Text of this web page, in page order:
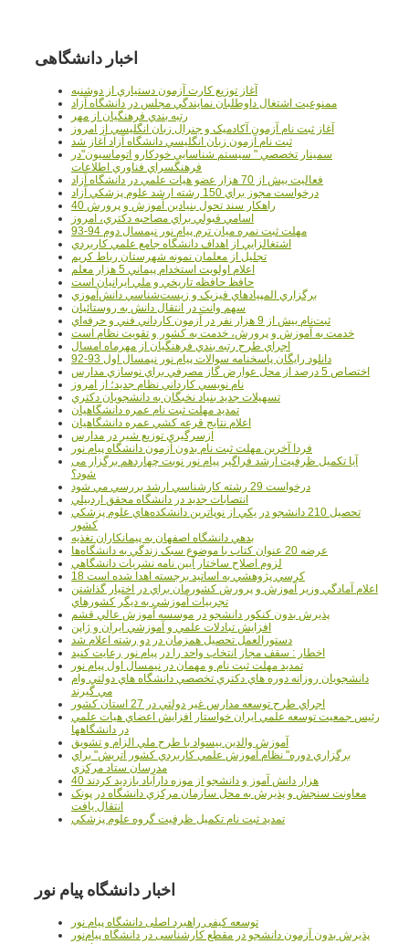
اخبار دانشگاهی
آغاز توزيع کارت آزمون دستياري از دوشنبه
ممنوعيت اشتغال داوطلبان نمايندگي مجلس در دانشگاه آزاد
رتبه بندي فرهنگيان از مهر
آغاز ثبت نام آزمون آکادميک و جنرال زبان انگليسي از امروز
ثبت نام آزمون زبان انگليسي دانشگاه آزاد آغاز شد
سمينار تخصصي " سيستم شناسايي خودکارو اتوماسيون"در
فرهنگسراي فناوري اطلاعات
فعاليت بيش از 70 هزار عضو هيات علمي در دانشگاه آزاد
درخواست مجوز براي 150 رشته ارشد علوم پزشکي آزاد
40 راهکار سند تحول بنيادين آموزش و پرورش
اسامي قبولي براي مصاحبه دکتري، امروز
مهلت ثبت نمره میان ترم پیام نور نیمسال دوم 94-93
اشتغالزايي از اهداف دانشگاه جامع علمي کاربردي
تجليل از معلمان نمونه شهرستان رباط کريم
اعلام اولويت استخدام پيماني 5 هزار معلم
حافظ حافظه تاريخي و ملي ايرانيان است
برگزاري المپيادهاي فيزيک و زيست‌شناسي دانش‌آموزي
سهم وانت در انتقال دانش به روستائيان
ثبت‌نام بيش از 9 هزار نفر در آزمون کارداني فني و حرفه‌اي
خدمت به آموزش و پرورش، خدمت به کشور و تقويت نظام است
اجراي طرح رتبه بندي فرهنگيان از مهرماه امسال
دانلود رایگان پاسخنامه سوالات پیام نور نیمسال اول 93-92
اختصاص 5 درصد از محل عوارض گاز مصرفي براي نوسازي مدارس
نام نويسي کارداني نظام جديد؛ از امروز
تسهيلات جديد بنياد نخبگان به دانشجويان دکتري
تمديد مهلت ثبت نام عمره دانشگاهيان
اعلام نتايج قرعه کشي عمره دانشگاهيان
ازسرگيري توزيع شير در مدارس
فردا آخرین مهلت ثبت نام بدون آزمون دانشگاه پیام نور
آیا تکمیل ظرفیت ارشد فراگیر پیام نور نوبت چهاردهم برگزار می
شود؟
درخواست 29 رشته کارشناسي ارشد بررسي مي شود
انتصابات جديد در دانشگاه محقق اردبيلي
تحصيل 210 دانشجو در يکي از نوپاترين دانشکده‌هاي علوم پزشکي
کشور
بدهي دانشگاه اصفهان به پيمانکاران تغذيه
عرضه 20 عنوان کتاب با موضوع سبک زندگي به دانشگاه‌ها
لزوم اصلاح ساختار آيين نامه نشريات دانشگاهي
18 کرسي پژوهشي به اساتيد برجسته اهدا شده است
اعلام آمادگي وزير آموزش و پرورش کشورمان براي در اختيار گذاشتن
تجربيات آموزشي به ديگر کشورهاي
پذيرش بدون کنکور دانشجو در موسسه آموزش عالي قشم
افزايش تبادلات علمي و آموزشي ايران و ژاپن
دستورالعمل تحصیل همزمان در دو رشته اعلام شد
اخطار : سقف مجاز انتخاب واحد را در پیام نور رعایت کنید
تمدید مهلت ثبت نام و مهمان در نیمسال اول پیام نور
دانشجويان روزانه دوره هاي دكتري تخصصي دانشگاه هاي دولتي وام
مي گيرند
اجراي طرح توسعه مدارس غير دولتي در 27 استان کشور
رئيس جمعيت توسعه علمي ايران خواستار افزايش اعضاي هيات علمي
در دانشگاهها
آموزش والدين بيسواد با طرح ملي الزام و تشويق
برگزاري دوره" نظام آموزش علمي كاربردي كشور اتريش" براي
مدرسان ستاد مرکزي
40 هزار دانش آموز و دانشجو از موزه دارآباد بازديد کردند
معاونت سنجش و پذيرش به محل سازمان مرکزي دانشگاه در پونک
انتقال يافت
تمديد ثبت نام تکميل ظرفيت گروه علوم پزشکي
اخبار دانشگاه پیام نور
توسعه کیفی راهبرد اصلی دانشگاه پیام نور
پذیرش بدون آزمون دانشجو در مقطع کارشناسی در دانشگاه پیام‌نور